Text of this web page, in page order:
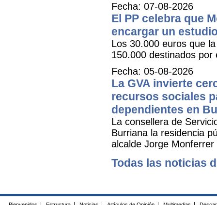
Fecha: 07-08-2026
El PP celebra que
encargar un
Los 30.000 euros que
150.000 destinados
Fecha: 05-08-2026
La GVA invierte
recursos sociales
dependientes en
La consellera de
Burriana la residencia
alcalde Jorge Monferrer
Todas las noticias